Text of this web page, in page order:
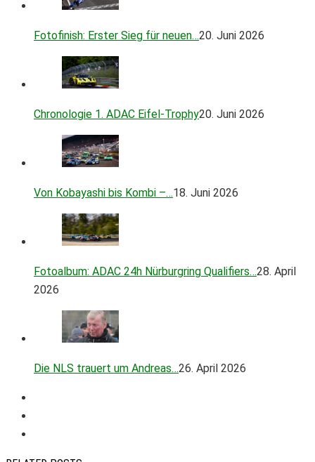
Fotofinish: Erster Sieg für neuen…20. Juni 2026
Chronologie 1. ADAC Eifel-Trophy20. Juni 2026
Von Kobayashi bis Kombi –…18. Juni 2026
Fotoalbum: ADAC 24h Nürburgring Qualifiers…28. April
2026
Die NLS trauert um Andreas…26. April 2026